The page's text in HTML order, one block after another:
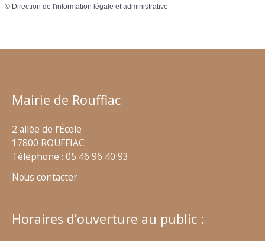
© Direction de l'information légale et administrative
Mairie de Rouffiac
2 allée de l’École
17800 ROUFFIAC
Téléphone : 05 46 96 40 93
Nous contacter
Horaires d’ouverture au public :